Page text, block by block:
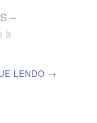
–
à
LENDO →